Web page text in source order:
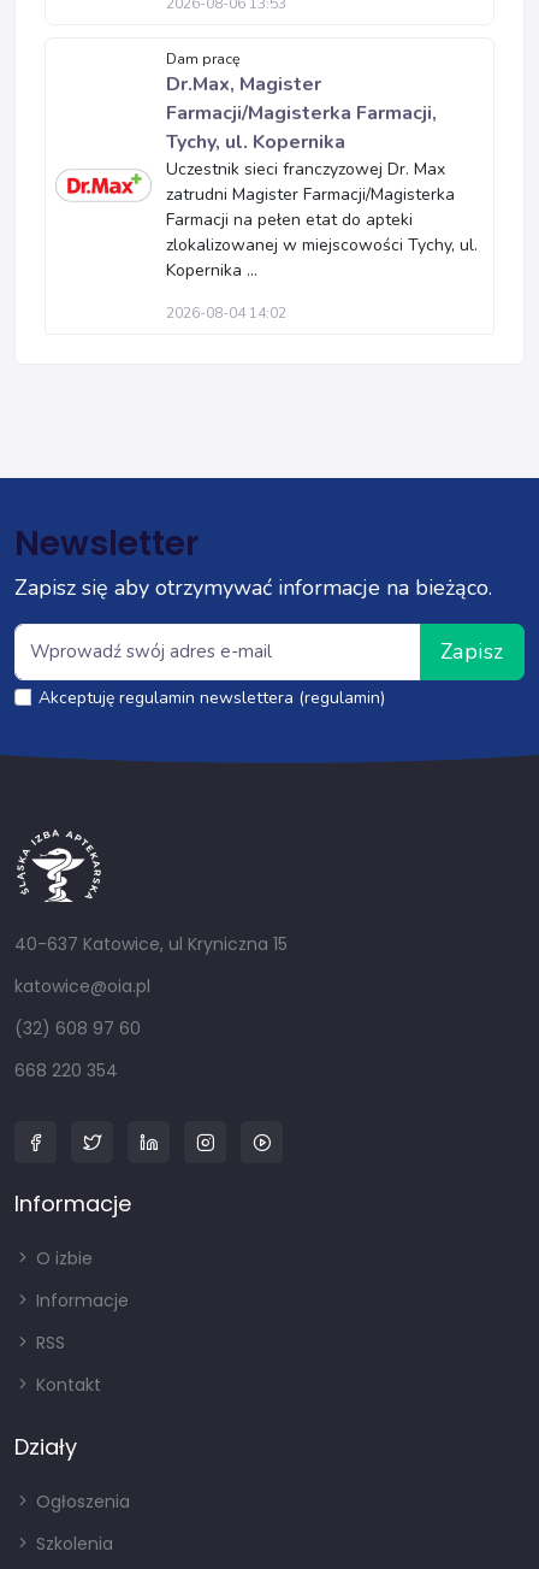
Dam pracę
Dr.Max, Magister
Farmacji/Magisterka Farmacji,
Tychy, ul. Kopernika
Uczestnik sieci franczyzowej Dr. Max
zatrudni Magister Farmacji/Magisterka
Farmacji na pełen etat do apteki
zlokalizowanej w miejscowości Tychy, ul.
Kopernika ...
2026-08-04 14:02
Newsletter
Zapisz się aby otrzymywać informacje na bieżąco.
Zapisz
Akceptuję regulamin newslettera (regulamin)
40-637 Katowice, ul Kryniczna 15
katowice@oia.pl
(32) 608 97 60
668 220 354
Informacje
O izbie
Informacje
RSS
Kontakt
Działy
Ogłoszenia
Szkolenia